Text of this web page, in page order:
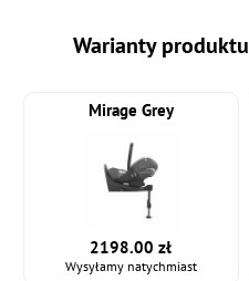
Warianty produktu
Mirage Grey
2198.00 zł
Wysyłamy natychmiast